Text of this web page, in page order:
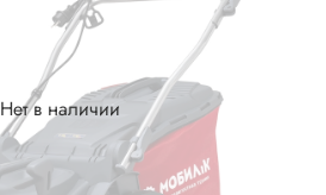
Нет в наличии